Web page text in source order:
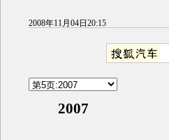
2008年11月04日20:15
2007